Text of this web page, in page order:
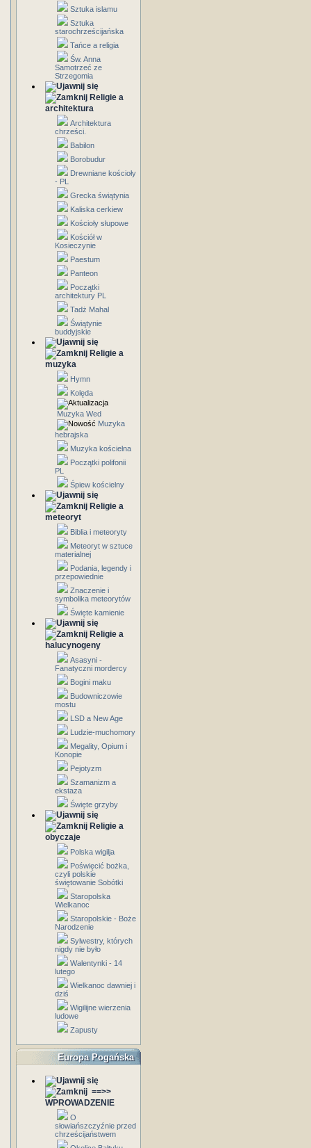
Sztuka islamu
Sztuka
starochrześcijańska
Tańce a religia
Św. Anna
Samotrzeć ze
Strzegomia
Religie a
architektura
Architektura
chrześci.
Babilon
Borobudur
Drewniane kościoły
- PL
Grecka świątynia
Kaliska cerkiew
Kościoły słupowe
Kościół w
Kosieczynie
Paestum
Panteon
Początki
architektury PL
Tadż Mahal
Świątynie
buddyjskie
Religie a
muzyka
Hymn
Kolęda
Muzyka Wed
Muzyka
hebrajska
Muzyka kościelna
Początki polifonii
PL
Śpiew kościelny
Religie a
meteoryt
Biblia i meteoryty
Meteoryt w sztuce
materialnej
Podania, legendy i
przepowiednie
Znaczenie i
symbolika meteorytów
Święte kamienie
Religie a
halucynogeny
Asasyni -
Fanatyczni mordercy
Bogini maku
Budowniczowie
mostu
LSD a New Age
Ludzie-muchomory
Megality, Opium i
Konopie
Pejotyzm
Szamanizm a
ekstaza
Święte grzyby
Religie a
obyczaje
Polska wigilja
Poświęcić bożka,
czyli polskie
świętowanie Sobótki
Staropolska
Wielkanoc
Staropolskie - Boże
Narodzenie
Sylwestry, których
nigdy nie było
Walentynki - 14
lutego
Wielkanoc dawniej i
dziś
Wigilijne wierzenia
ludowe
Zapusty
Europa Pogańska
==>>
WPROWADZENIE
O
słowiańszczyźnie przed
chrześcijaństwem